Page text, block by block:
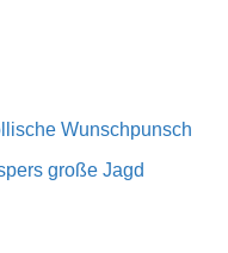
Wunschpunsch
große Jagd